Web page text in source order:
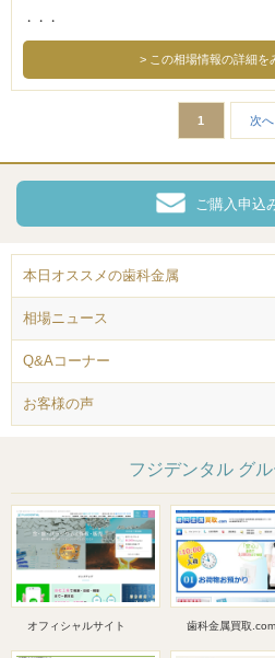
・・・
この相場情報の詳細を
1 次
ご購入申込
本日オススメの歯科金属
相場ニュース
Q&Aコーナー
お客様の声
フジデンタル グ
オフィシャルサイト 歯科金属買取.com